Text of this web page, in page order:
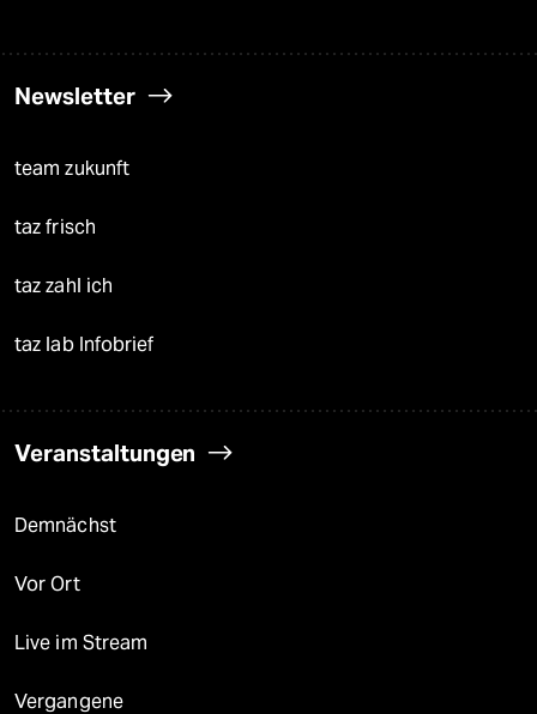
Newsletter
team zukunft
taz frisch
taz zahl ich
taz lab Infobrief
Veranstaltungen
Demnächst
Vor Ort
Live im Stream
Vergangene